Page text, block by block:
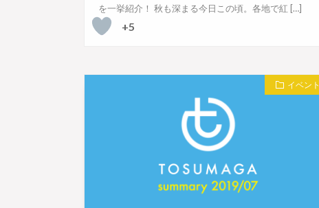
を一挙紹介！ 秋も深まる今日この頃。各地で紅 […]
+5
イベント